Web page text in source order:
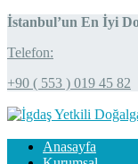
İstanbul’un En İyi
Telefon:
+90 ( 553 ) 019 45 82
Anasayfa